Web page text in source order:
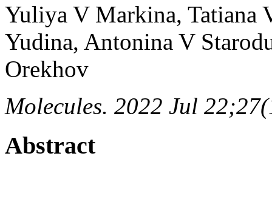
Yuliya V Markina,
Yudina, Antonina V
Orekhov
Molecules. 2022 Jul
Abstract